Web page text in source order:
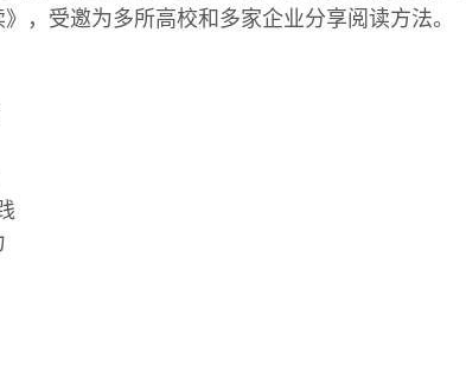
，受邀为多所高校和多家企业分享阅读方法。